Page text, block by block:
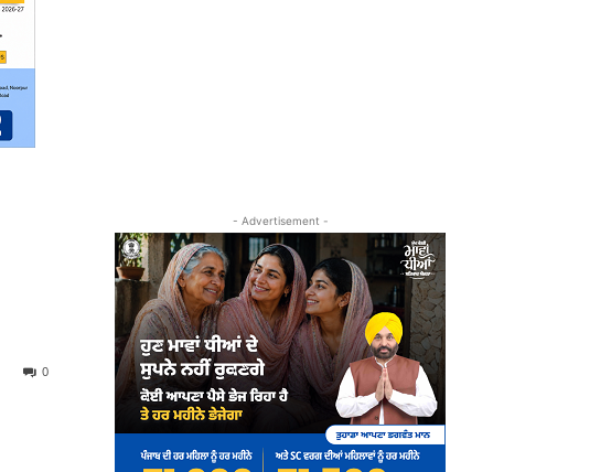
0
- Advertisement -